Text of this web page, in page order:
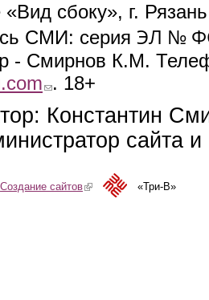
сбоку», г.
СМИ: серия ЭЛ №
- Смирнов К.М.
(link sends e-mail)
. 18+
Константин
сайта
Создание сайтов(link is external)«Три-В»